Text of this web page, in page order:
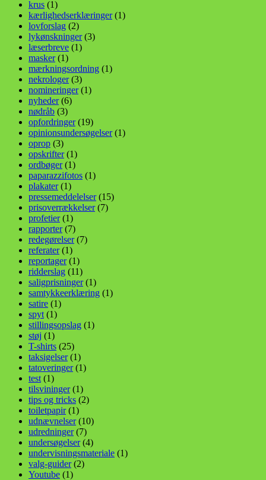
krus (1)
kærlighedserklæringer(1)
lovforslag (2)
lykønskninger(3)
læserbreve (1)
masker(1)
mærkningsordning (1)
nekrologer(3)
nomineringer(1)
nyheder(6)
nødråb (3)
opfordringer(19)
opinionsundersøgelser(1)
oprop (3)
opskrifter(1)
ordbøger(1)
paparazzifotos (1)
plakater(1)
pressemeddelelser(15)
prisoverrækkelser(7)
profetier(1)
rapporter(7)
redegørelser(7)
referater(1)
reportager(1)
ridderslag (11)
saligprisninger(1)
samtykkeerklæring (1)
satire (1)
spyt (1)
stillingsopslag (1)
støj (1)
T-shirts (25)
taksigelser(1)
tatoveringer(1)
test (1)
tilsvininger(1)
tips og tricks (2)
toiletpapir(1)
udnævnelser(10)
udredninger(7)
undersøgelser(4)
undervisningsmateriale (1)
valg-guider(2)
Youtube (1)